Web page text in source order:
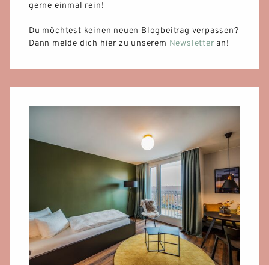
gerne einmal rein!
Du möchtest keinen neuen Blogbeitrag verpassen?
Dann melde dich hier zu unserem Newsletter an!